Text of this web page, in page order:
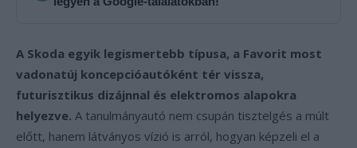
A Skoda egyik legismertebb típusa, a Favorit most
vadonatúj koncepcióautóként tér vissza,
futurisztikus dizájnnal és elektromos alapokra
helyezve. A tanulmányautó nem csupán tisztelgés a múlt
előtt, hanem látványos vízió is arról, hogyan képzeli el a